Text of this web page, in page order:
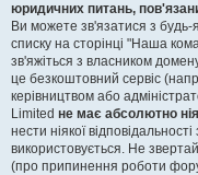
юридичних питань,
Ви можете зв'язатися з будь-
списку на сторінці "Наша
зв'яжіться з власником
це безкоштовний сервіс
керівництвом або
Limited не має абсолютно
нести ніякої
використовується. Не
(про припинення роботи